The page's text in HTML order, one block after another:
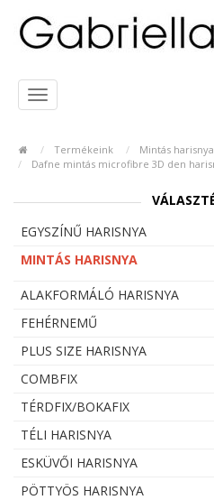
Termékeink
Mintás harisnya
Dafne mintás microfibre 3D den
EGYSZÍNŰ HARISNYA
MINTÁS HARISNYA
ALAKFORMÁLÓ HARISNYA
FEHÉRNEMŰ
PLUS SIZE HARISNYA
COMBFIX
TÉRDFIX/BOKAFIX
TÉLI HARISNYA
ESKÜVŐI HARISNYA
PÖTTYÖS HARISNYA